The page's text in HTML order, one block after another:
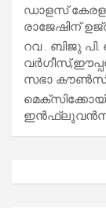
ഡാളസ് കേരള
രാജേഷിന്
റവ . ബിജു
സഭാ
ഇൻഫ്ലുവൻസർ